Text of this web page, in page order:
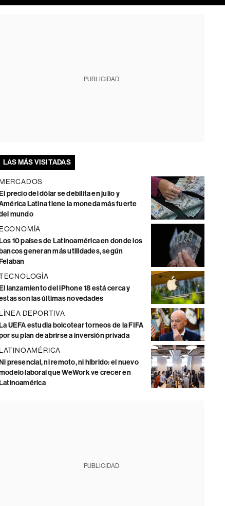
PUBLICIDAD
LAS MÁS VISITADAS
MERCADOS
precio del dólar se debilita en julio y
Latina tiene la moneda más fuerte
mundo
ECONOMÍA
10 países de Latinoamérica en donde los
generan más utilidades, según
lanzamiento del iPhone 18 está cerca y
son las últimas novedades
LÍNEA DEPORTIVA
UEFA estudia boicotear torneos de la FIFA
su plan de abrirse a inversión privada
LATINOAMÉRICA
presencial, ni remoto, ni híbrido: el nuevo
laboral que WeWork ve crecer en
PUBLICIDAD